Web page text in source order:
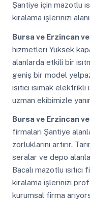
Şantiye için mazotlu
kiralama işlerinizi
Bursa ve Erzincan
hizmetleri Yüksek
alanlarda etkili bir
geniş bir model
ısıtıcı ısımak
uzman ekibimizle
Bursa ve Erzincan
firmaları Şantiye
zorluklarını artırır.
seralar ve depo
Bacalı mazotlu ısıtıcı
kiralama işlerinizi
kurumsal firma